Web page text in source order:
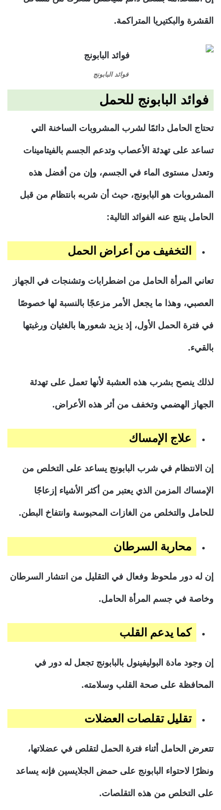
القشرة والبكتيريا المتراكمة.
فوائد البابونج
فوائد البابونج للحمل
تحتاج الحامل دائمًا لشرب المشروبات الساخنة التي
تساعد على تهدئة الأعصاب وتدعم الجسم بالفيتامينات
وتعدل مستوى الماء في الجسم، وإن من أفضل هذه
المشروبات هو البابونج، حيث أن شربه بانتظام من قبل
الحامل ينتج عنه الفوائد التالية:
التخفيف من أعراض الحمل
تعاني المرأة الحامل من اضطرابات وتشنجات في الجهاز
العصبي، وهذا ما يجعل الأمر مزعجًا بالنسبة لها خصوصًا
في فترة الحمل الأول، إذ يزيد شعورها بالغثيان ورغبتها
بالقيء.
لذلك ينصح بشرب هذه العشبة لأنها تعمل على تهدئة
الجهاز الهضمي وتخفف من أثر هذه الأعراض.
علاج الإمساك
إن الانتظام في شرب البابونج يساعد على التخلص من
الإمساك المزمن الذي يعتبر من أكثر الأشياء إزعاجًا
للحامل والتخلص من الغازات المحبوسة وانتفاخ البطن.
محاربة السرطان
إن له دور ملحوظ وفعال في التقليل من انتشار السرطان
وخاصة في جسم المرأة الحامل.
كما يدعم القلب
إن وجود مادة البوليفينول بالبابونج تجعل له دور في
المحافظة على صحة القلب وسلامته.
تقليل تقلصات العضلات
تتعرض الحامل أثناء فترة الحمل لتقلص في عضلاتها،
ونظرًا لاحتواء البابونج على حمض الجلايسين فإنه يساعد
على التخلص من هذه التقلصات.